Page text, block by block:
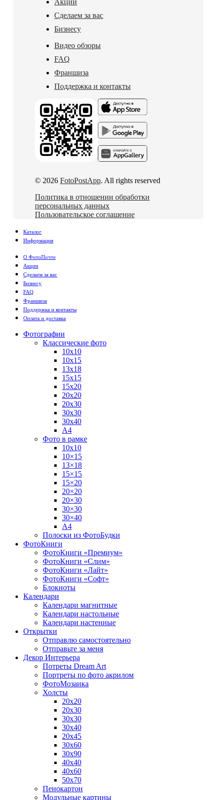
Сделаем за вас
Бизнесу
Видео обзоры
FAQ
Франшиза
Поддержка и контакты
© 2026 FotoPostApp. All rights reserved
Политика в отношении обработки
персональных данных
Пользовательское соглашение
Каталог
Информация
О ФотоПочте
Акции
Сделаем за вас
Бизнесу
FAQ
Франшиза
Поддержка и контакты
Оплата и доставка
Фотографии
Классические фото
10х10
10х15
13х18
15х15
15х20
20х20
20х30
30х30
30х40
А4
Фото в рамке
10х10
10×15
13×18
15×15
15×20
20×20
20×30
30×30
30×40
A4
Полоски из ФотоБудки
ФотоКниги
ФотоКниги «Премиум»
ФотоКниги «Слим»
ФотоКниги «Лайт»
ФотоКниги «Софт»
Блокноты
Календари
Календари магнитные
Календари настольные
Календари настенные
Открытки
Отправлю самостоятельно
Отправьте за меня
Декор Интерьера
Потреты Dream Art
Портреты по фото акрилом
ФотоМозаика
Холсты
20х20
20х30
30х30
30х40
20х45
30х60
30х90
40х40
40х60
50х70
Пенокартон
Модульные картины